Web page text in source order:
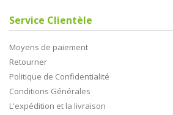
Service Clientèle
Moyens de paiement
Retourner
Politique de Confidentialité
Conditions Générales
L'expédition et la livraison